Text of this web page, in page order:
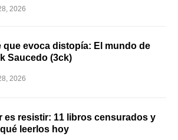
2026
que evoca distopía: El mundo de
Saucedo (3ck)
2026
es resistir: 11 libros censurados y
leerlos hoy